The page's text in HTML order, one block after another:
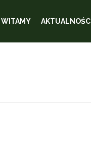
WITAMY AKTUALNOŚCI